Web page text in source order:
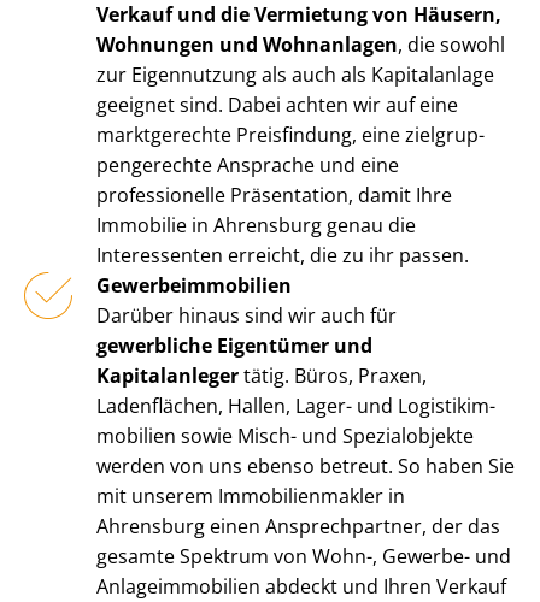
Verkauf und die Vermietung von Häusern,
Wohnungen und Wohnanlagen, die sowohl
zur Eigennutzung als auch als Kapitalanlage
geeignet sind. Dabei achten wir auf eine
marktgerechte Preisfindung, eine ziel­grup­
pen­ge­rech­te Ansprache und eine
professionelle Präsentation, damit Ihre
Immobilie in Ahrensburg genau die
Interessenten erreicht, die zu ihr passen.
Ge­wer­be­im­mo­bi­li­en
Darüber hinaus sind wir auch für
gewerbliche Eigentümer und
Kapitalanlegertätig. Büros, Praxen,
Ladenflächen, Hallen, Lager- und Lo­gis­tik­im­
mo­bi­li­en sowie Misch- und Spezialobjekte
werden von uns ebenso betreut. So haben Sie
mit unserem Im­mo­bi­li­en­mak­ler in
Ahrensburg einen Ansprechpartner, der das
gesamte Spektrum von Wohn-, Gewerbe- und
An­la­ge­im­mo­bi­li­en abdeckt und Ihren Verkauf